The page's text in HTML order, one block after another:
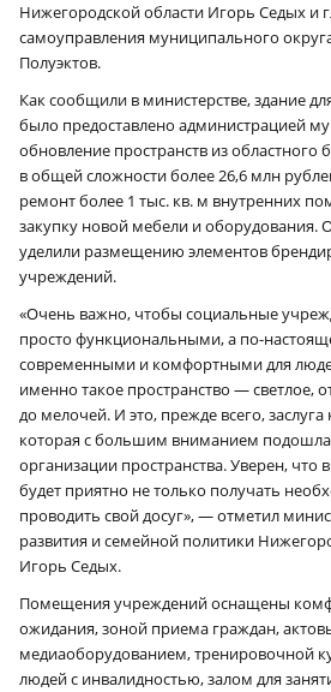
Нижегородской области Игорь Седых и
самоуправления муниципального
Полуэктов.
Как сообщили в министерстве, здание
было предоставлено администрацией
обновление пространств из
в общей сложности более 26,6 млн
ремонт более 1 тыс. кв. м внутренних
закупку новой мебели и оборудования.
уделили размещению элементов
учреждений.
«Очень важно, чтобы социальные
просто функциональными, а по-
современными и комфортными для
именно такое пространство — светлое,
до мелочей. И это, прежде всего,
которая с большим вниманием
организации пространства. Уверен, что
будет приятно не только получать
проводить свой досуг», — отметил
развития и семейной политики
Игорь Седых.
Помещения учреждений оснащены
ожидания, зоной приема граждан,
медиаоборудованием, тренировочной
людей с инвалидностью, залом для